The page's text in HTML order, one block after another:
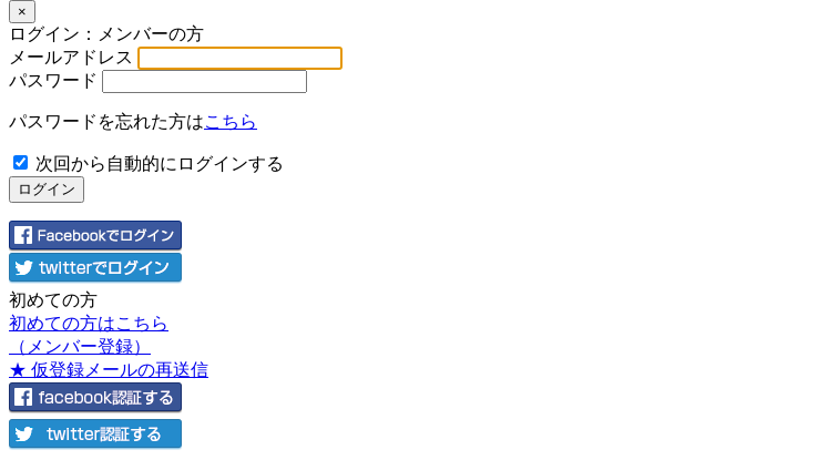
×
ログイン：メンバーの方
メールアドレス
パスワード
パスワードを忘れた方はこちら
次回から自動的にログインする
初めての方
初めての方はこちら
（メンバー登録）
★ 仮登録メールの再送信